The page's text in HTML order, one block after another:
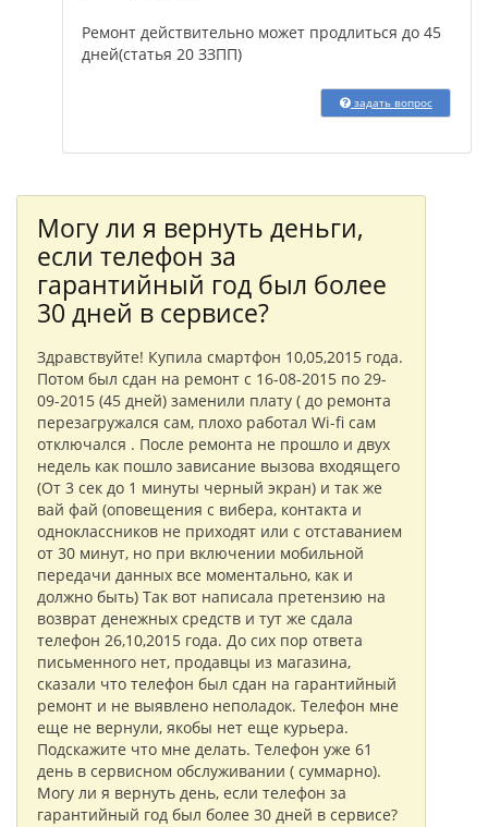
Ремонт действительно может продлиться до 45
дней(статья 20 ЗЗПП)
задать вопрос
Могу ли я вернуть деньги,
если телефон за
гарантийный год был более
30 дней в сервисе?
Здравствуйте! Купила смартфон 10,05,2015 года.
Потом был сдан на ремонт с 16-08-2015 по 29-
09-2015 (45 дней) заменили плату ( до ремонта
перезагружался сам, плохо работал Wi-fi сам
отключался . После ремонта не прошло и двух
недель как пошло зависание вызова входящего
(От 3 сек до 1 минуты черный экран) и так же
вай фай (оповещения с вибера, контакта и
одноклассников не приходят или с отставанием
от 30 минут, но при включении мобильной
передачи данных все моментально, как и
должно быть) Так вот написала претензию на
возврат денежных средств и тут же сдала
телефон 26,10,2015 года. До сих пор ответа
письменного нет, продавцы из магазина,
сказали что телефон был сдан на гарантийный
ремонт и не выявлено неполадок. Телефон мне
еще не вернули, якобы нет еще курьера.
Подскажите что мне делать. Телефон уже 61
день в сервисном обслуживании ( суммарно).
Могу ли я вернуть день, если телефон за
гарантийный год был более 30 дней в сервисе?